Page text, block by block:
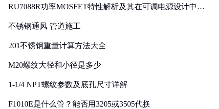
RU7088R功率MOSFET特性解析及其在可调电源设计中的
不锈钢通风 管道施工
201不锈钢重量计算方法大全
M20螺纹大径和小径是多少
1-1/4 NPT螺纹参数及底孔尺寸详解
F1010E是什么管？能否用3205或3505代换